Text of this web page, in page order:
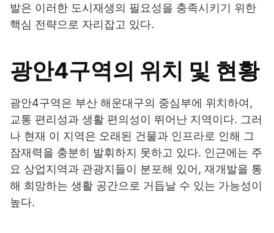
발은 이러한 도시재생의 필요성을 충족시키기 위한
핵심 전략으로 자리잡고 있다.
광안4구역의 위치 및 현황
광안4구역은 부산 해운대구의 중심부에 위치하여,
교통 편리성과 생활 편의성이 뛰어난 지역이다. 그러
나 현재 이 지역은 오래된 건물과 인프라로 인해 그
잠재력을 충분히 발휘하지 못하고 있다. 인근에는 주
요 상업지역과 관광지들이 분포해 있어, 재개발을 통
해 희망하는 생활 공간으로 거듭날 수 있는 가능성이
높다.